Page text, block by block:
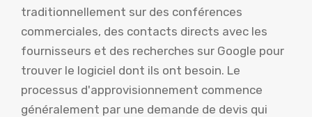
traditionnellement sur des conférences
commerciales, des contacts directs avec les
fournisseurs et des recherches sur Google pour
trouver le logiciel dont ils ont besoin. Le
processus d'approvisionnement commence
généralement par une demande de devis qui